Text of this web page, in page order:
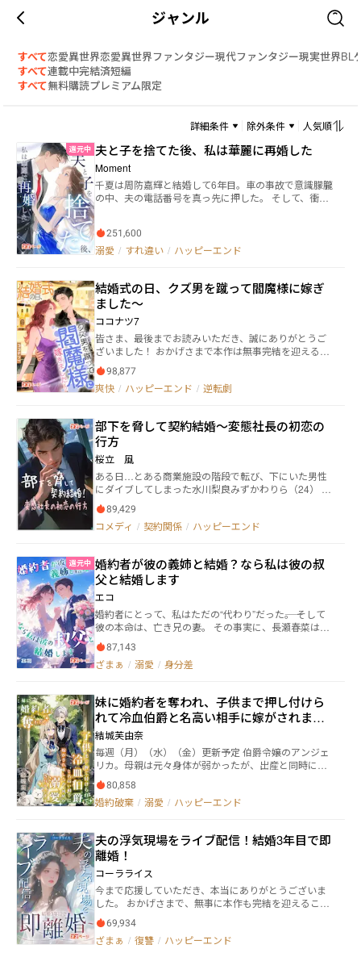
ジャンル
すべて恋愛異世界恋愛異世界ファンタジー現代ファンタジー現実世界BL
すべて連載中完結済短編
すべて無料購読プレミアム限定
詳細条件 除外条件 人気順
還元中 夫と子を捨てた後、私は華麗に再婚した
Moment
千夏は周防嘉輝と結婚して6年目。車の事故で意識朦朧
の中、夫の電話番号を真っ先に押した。 そして、衝撃
乗ったことはなく、夫と息子に尽くしてきた。 それな
のに、彼女は夫から軽蔑され、息子は「雲雀さんがマ
から離婚するからって、財産は手離さないわよ！ 離婚
後、職場復帰した千夏は、デザイン業界で大活躍して
光り輝く！ かつて千夏をないがしろにした親子二人は
後悔し、千夏に再び許しを請うために必死だ。 花束を
持って千夏の前にひざまずき、懺悔する。「千夏（マ
マ）、お願い、戻ってこい。」 だが、千夏の両側に一
人の男と一人の子供が立ちはだかる。 「千夏は俺の妻
だ！」 「千夏は私のママだ！」
251,600
溺愛 / すれ違い / ハッピーエンド
結婚式の日、クズ男を蹴って閻魔様に嫁ぎ
ました～
ココナツ7
皆さま、最後までお読みいただき、誠にありがとうご
ざいました！ おかげさまで本作は無事完結を迎えるこ
とができました。 長い間のご愛読、心より感謝申し上
げます！ *** 「復讐したい」 5年間、涼音は友松をビジ
ネス界の頂点に押し上げてきた。だが、結婚式を1ヶ月
りに包まれた涼音は、ビジネス界で「閻魔」と恐れら
れる瑞貴の元に向かう。 瑞貴は涼音を抱き寄せ、低い
声で囁いた。 「復讐がしたいんだろ？高橋グループを
潰すか、それとも跪かせるか、どちらにする？」 涼音
は冷ややかな微笑を浮かべて答える。 「両方、いただ
くわ。」 結婚式当日、涼音は堂々と宣言した。 「結婚
はお断りします。そして、友松にはサプライズも用意
しました。」 その直後、スクリーンに友松と愛人の密
会の映像が映し出され──高橋グループは一夜で崩壊
りつく。 「涼音…」 涼音は瑞貴の腕を取ると、冷たく
言い放った。 「あなたの愛なんて、今の私にはただの
汚れた過去でしかない。」
98,877
爽快 / ハッピーエンド / 逆転劇
部下を脅して契約結婚〜変態社長の初恋の
行方
桜立 風
ある日…とある商業施設の階段で転び、下にいた男性
にダイブしてしまった水川梨良みずかわりら（24） ひ
どく急いでいて、怪我をしていないか確認できず、咄
嗟にレシートの裏に携帯番号を書いて渡し、立ち去っ
てしまった。 そんな事件を気にする梨良のもとに、お
た祖母からの提案だった。 優しい祖母の気持ちを無視
できず、見合いの席に行く梨良。 ところがそこにいた
のは…あの日階段からダイブして、下敷きにしてしま
った男性。 そしてなんと、自己紹介を聞いて息を呑
む。 kamito食品株式会社 社長 神峠壮介かみとおげそ
うすけ（30） スラリと背が高く、眉目秀麗…麗しき超
イケメンだと社員が噂する…梨良が勤める会社の社長
だったのだ… 当然、お見合いは成立しないと思ったの
に、神峠は愛のない結婚をする気満々。 理由は自身の
ょっと…おかしくない？！ 奇想天外ともいえる変態…
かもしれない社長と、契約結婚することになった梨良
の運命は…？
89,429
コメディ / 契約関係 / ハッピーエンド
還元中 婚約者が彼の義姉と結婚？なら私は彼の叔
父と結婚します
エコ
婚約者にとって、私はただの“代わり”だった――。 そして
彼の本命は、亡き兄の妻。 その事実に、長瀬春菜は静
かに笑った。 正治なんて、もう要らない。 次に彼女が
選んだのは、婚約者・八木正治の叔父、赤松良成。 自
衛隊の医官であり、誰もが一目置くエリートだった。 ――
差し出す。 「俺と結婚しろ。あいつらの叔母になれ
ば、もう好きに振る舞える」 利害の一致、ギブアンド
テイクの関係のはずだった。 なのに――結婚後、彼はなぜ
か春菜をひたすら甘やかしてくる。 やがて春菜は気づ
く。これは復讐なんかじゃない。 最初からずっと、彼
は彼女を選んでいたのだと。 医学界の頂点に立つその
男は、一つの結婚で彼女の世界を塗り替えた。 泥の中
にいた彼女をすくい上げ、大切そうに手のひらに乗せ
て、こう告げる。 ――お前は、愛されていい人間だ。 【本
りますので、違和感などがありましたら、温かい目で
見ていただけますと幸いです。】
87,143
ざまぁ / 溺愛 / 身分差
妹に婚約者を奪われ、子供まで押し付けら
れて冷血伯爵と名高い相手に嫁がされまし
たが、何故か溺愛されています
結城芙由奈
毎週（月）（水）（金）更新予定 伯爵令嬢のアンジェ
リカ。母親は元々身体が弱かったが、出産と同時に亡
くなってしまう。 両親の愛を知らずに育ったアンジェ
リカ、彼女の唯一の希望は親同士が決めた婚約者の存
在であり、20歳になったら結婚する約束になってい
下の娘がいた。アンジェリカは新しく出来た家族に喜
ぶも義母は冷たく、義妹は性悪でヒロインの物を何で
も欲しがる娘だった。挙句に婚約者にまで手を出して
妊娠してしまう。 子供が嫌いな義妹と、世間体を気に
する家族と元婚約者にとって、子供は邪魔な存在だっ
た。そこで彼らは生まれてくる子供をアンジェリカが
浮気して出来た子供として育てさせようと決めた。
「お前は何一つ取り柄が無いのだから、せめて美しい
妹の役に立つことをしてみろ」とアンジェリカを脅
80,858
婚約破棄 / 溺愛 / ハッピーエンド
夫の浮気現場をライブ配信！結婚3年目で即
離婚！
コーラライス
今まで応援していただき、本当にありがとうございま
した。 おかげさまで、無事に本作も完結を迎えること
ができました。 これからも引き続き応援していただけ
ると嬉しいです。 ＊＊＊ 結婚記念日―― 真梨奈は自らの
手で、夫・恭彦と妹の不倫現場を暴いた。 彼女はドア
69,934
ざまぁ / 復讐 / ハッピーエンド